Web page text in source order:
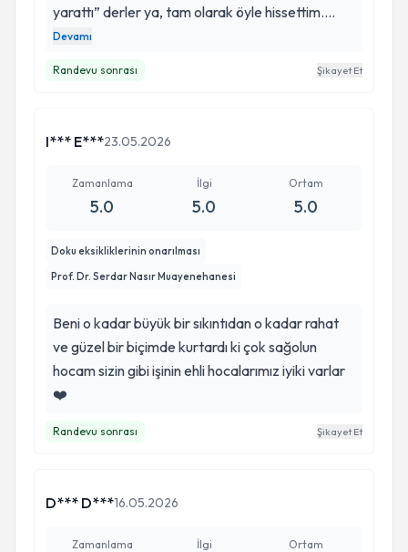
yarattı” derler ya, tam olarak öyle hissettim.
Emeğinize, ilginize ve başarınıza sonsuz
Devamı
Randevu sonrası Şikayet Et
I*** E***23.05.2026
Zamanlama
5.0
İlgi
5.0
Ortam
5.0
Doku eksikliklerinin onarılması
Prof. Dr. Serdar Nasır Muayenehanesi
Beni o kadar büyük bir sıkıntıdan o kadar rahat
ve güzel bir biçimde kurtardı ki çok sağolun
hocam sizin gibi işinin ehli hocalarımız iyiki varlar
❤️
Randevu sonrası Şikayet Et
D*** D***16.05.2026
Zamanlama İlgi Ortam